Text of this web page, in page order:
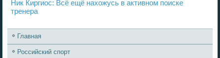
Ник Киргиос: Всё ещё нахожусь в активном поиске
тренера
Главная
Российский спорт